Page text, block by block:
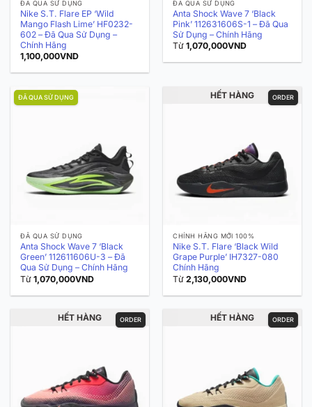
ĐÃ QUA SỬ DỤNG
Nike S.T. Flare EP ‘Wild
Mango Flash Lime’ HF0232-
602 – Đã Qua Sử Dụng –
Chính Hãng
1,100,000VND
ĐÃ QUA SỬ DỤNG
Anta Shock Wave 7 ‘Black
Pink’ 112631606S-1 – Đã Qua
Sử Dụng – Chính Hãng
Từ1,070,000VND
ĐÃ QUA SỬ DỤNG
ĐÃ QUA SỬ DỤNG
Anta Shock Wave 7 ‘Black
Green’ 112611606U-3 – Đã
Qua Sử Dụng – Chính Hãng
Từ1,070,000VND
ORDER
HẾT HÀNG
CHÍNH HÃNG MỚI 100%
Nike S.T. Flare ‘Black Wild
Grape Purple’ IH7327-080
Chính Hãng
Từ2,130,000VND
ORDER
HẾT HÀNG ORDER
HẾT HÀNG